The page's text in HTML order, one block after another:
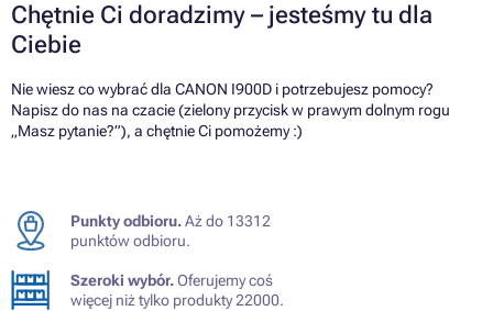
Chętnie Ci doradzimy – jesteśmy tu dla
Ciebie
Nie wiesz co wybrać dla CANON I900D i potrzebujesz pomocy?
Napisz do nas na czacie (zielony przycisk w prawym dolnym rogu
„Masz pytanie?”), a chętnie Ci pomożemy :)
Punkty odbioru.Aż do 13312
punktów odbioru.
Szeroki wybór.Oferujemy coś
więcej niż tylko produkty 22000.